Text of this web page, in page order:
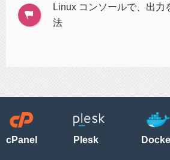
Linux コンソールで、出力
法
cPanel Plesk